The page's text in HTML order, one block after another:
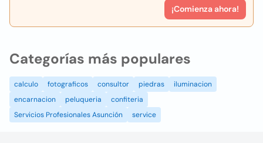
¡Comienza ahora!
Categorías más populares
calculo fotograficos consultor piedras
iluminacion
encarnacion
peluqueria
confiteria
Servicios Profesionales Asunción
service